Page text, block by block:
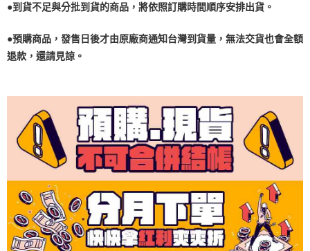
●到貨不足與分批到貨的商品，將依照訂購時間順序安排出貨。
●預購商品，發售日後才由原廠商通知台灣到貨量，無法交貨也會全額
退款，還請見諒。